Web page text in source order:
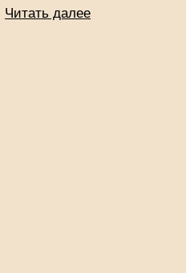
Читать далееХудожники